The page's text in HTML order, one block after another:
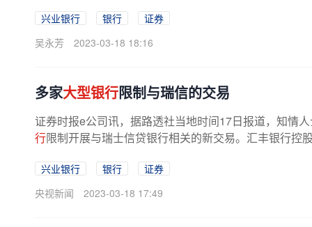
兴业银行 银行
证券
吴永芳
2023-03-18 18:16
多家大型银行限制与瑞信的交易
证券时报e公司讯，据路透社当地时间17日报道，知情
行限制开展与瑞士信贷银行相关的新交易。汇丰银行控
兴业银行 银行
证券
央视新闻
2023-03-18 17:49